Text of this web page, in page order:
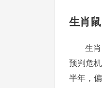
生肖鼠
生
预判危
半年，